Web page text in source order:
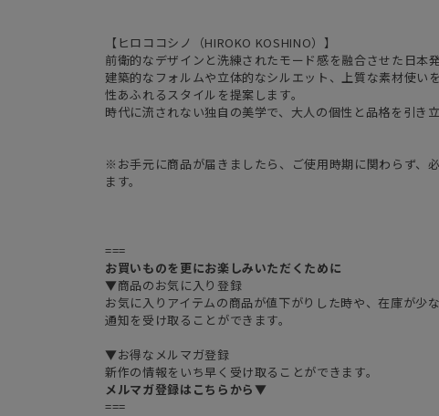
【ヒロココシノ（HIROKO KOSHINO）】
前衛的なデザインと洗練されたモード感を融合させた日本発
建築的なフォルムや立体的なシルエット、上質な素材使い
性あふれるスタイルを提案します。
時代に流されない独自の美学で、大人の個性と品格を引き立
※お手元に商品が届きましたら、ご使用時期に関わらず、
ます。
===
お買いものを更にお楽しみいただくために
▼商品のお気に入り登録
お気に入りアイテムの商品が値下がりした時や、在庫が少
通知を受け取ることができます。
▼お得なメルマガ登録
新作の情報をいち早く受け取ることができます。
メルマガ登録はこちらから▼
===